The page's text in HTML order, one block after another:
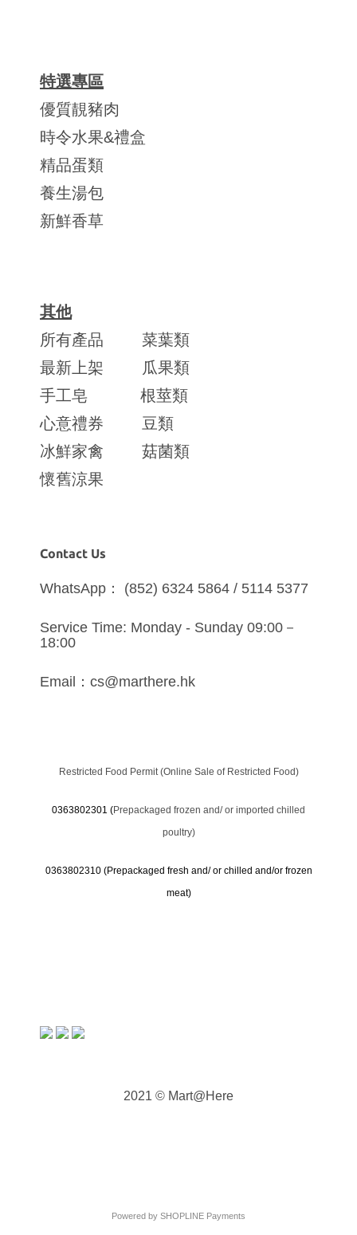
特選專區
優質靚豬肉
時令水果&禮盒
精品蛋類
養生湯包
新鮮香草
其他
所有產品
菜葉類
最新上架
瓜果類
手工皂
根莖類
心意禮券
豆類
冰鮮家禽
菇菌類
懷舊涼果
Contact Us
WhatsApp： (852) 6324 5864 / 5114 5377
Service Time: Monday - Sunday 09:00－
18:00
Email：cs@marthere.hk
Restricted Food Permit (Online Sale of Restricted Food)
0363802301 (Prepackaged frozen and/ or imported chilled
poultry)
0363802310 (Prepackaged fresh and/ or chilled and/or frozen
meat)
2021 © Mart@Here
Powered by SHOPLINE Payments